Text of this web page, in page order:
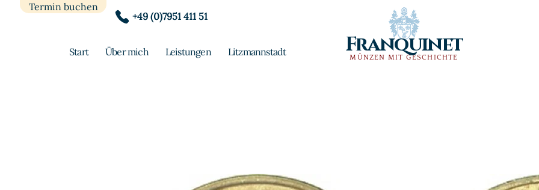
Termin buchen
Start Über mich Leistungen Litzmannstadt
+49 (0)7951 411 51
MÜNZEN MIT GESCHICHTE
Franquinet